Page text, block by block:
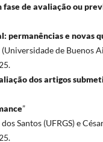
fase de avaliação ou
permanências e novas
de Buenos
dos artigos
”
Santos (UFRGS) e